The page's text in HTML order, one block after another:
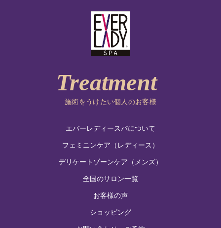
施術をうけたい個人のお客様
エバーレディースパについて
フェミニンケア（レディース）
デリケートゾーンケア（メンズ）
全国のサロン一覧
お客様の声
ショッピング